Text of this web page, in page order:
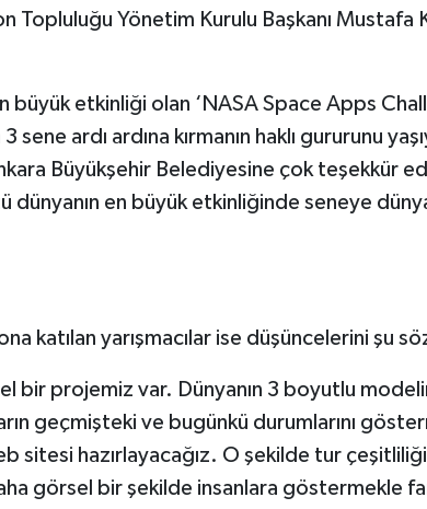
Topluluğu Yönetim Kurulu Başkanı Mustafa
büyük etkinliği olan ‘NASA Space Apps
sene ardı ardına kırmanın haklı gururunu
Büyükşehir Belediyesine çok teşekkür
dünyanın en büyük etkinliğinde seneye
katılan yarışmacılar ise düşüncelerini şu
bir projemiz var. Dünyanın 3 boyutlu
geçmişteki ve bugünkü durumlarını
sitesi hazırlayacağız. O şekilde tur
görsel bir şekilde insanlara göstermekle